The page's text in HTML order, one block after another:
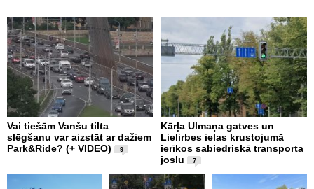
Vai tiešām Vanšu tilta
slēgšanu var aizstāt ar dažiem
Park&Ride? (+ VIDEO)
9
Kārļa Ulmaņa gatves un
Lielirbes ielas krustojumā
ierīkos sabiedriskā transporta
joslu
7